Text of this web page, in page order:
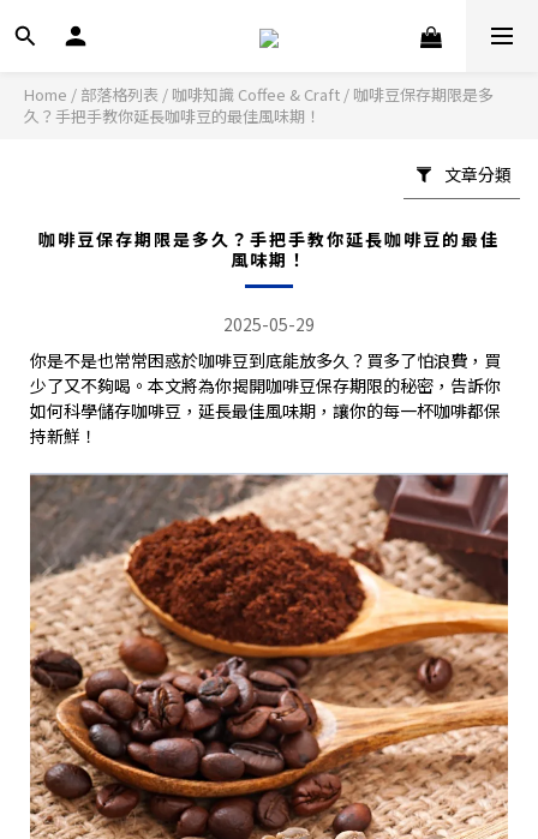
Home / 部落格列表 / 咖啡知識 Coffee & Craft / 咖啡豆保存期限是多
久？手把手教你延長咖啡豆的最佳風味期！
文章分類
咖啡豆保存期限是多久？手把手教你延長咖啡豆的最佳
風味期！
2025-05-29
你是不是也常常困惑於咖啡豆到底能放多久？買多了怕浪費，買
少了又不夠喝。本文將為你揭開咖啡豆保存期限的秘密，告訴你
如何科學儲存咖啡豆，延長最佳風味期，讓你的每一杯咖啡都保
持新鮮！